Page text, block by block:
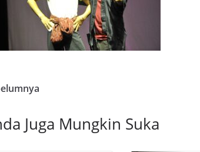
Juga Mungkin Suka